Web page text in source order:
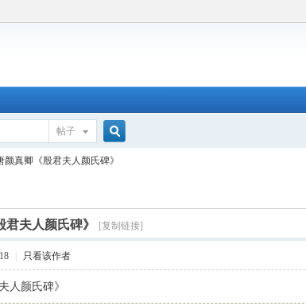
帖子
搜
索
颜真卿《殷君夫人颜氏碑》
夫人颜氏碑》 [复制链接]
只看该作者
人颜氏碑》